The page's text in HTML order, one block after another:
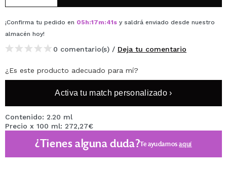
¡Confirma tu pedido en 05h:17m:41s y saldrá enviado desde nuestro
almacén hoy!
0 comentario(s) / Deja tu comentario
¿Es este producto adecuado para mí?
Activa tu match personalizado ›
Contenido: 2.20 ml
Precio x 100 ml: 272,27€
¿Tienes alguna duda?Te ayudamosaquí